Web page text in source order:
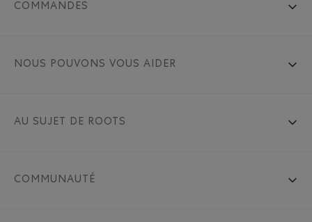
COMMANDES
NOUS POUVONS VOUS AIDER
AU SUJET DE ROOTS
COMMUNAUTÉ